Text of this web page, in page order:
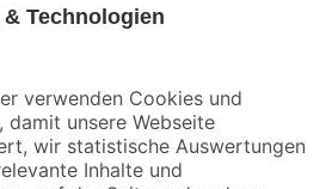
und Aktionen mehr verpassen!